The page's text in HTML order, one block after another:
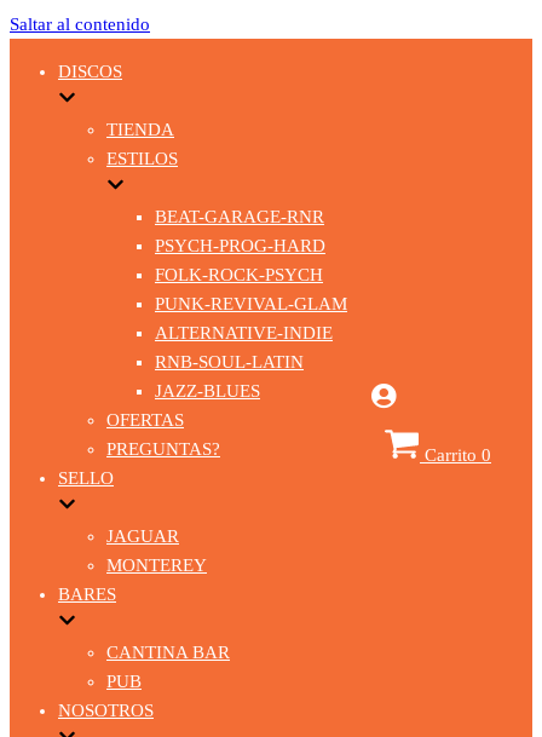
Saltar al contenido
DISCOS
TIENDA
ESTILOS
BEAT-GARAGE-RNR
PSYCH-PROG-HARD
FOLK-ROCK-PSYCH
PUNK-REVIVAL-GLAM
ALTERNATIVE-INDIE
RNB-SOUL-LATIN
JAZZ-BLUES
OFERTAS
PREGUNTAS?
SELLO
JAGUAR
MONTEREY
BARES
CANTINA BAR
PUB
NOSOTROS
Carrito 0